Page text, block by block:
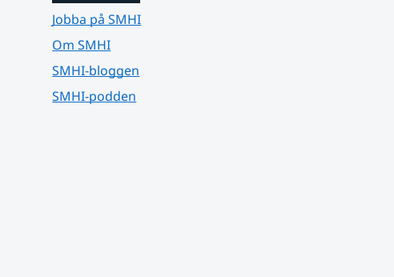
Jobba på SMHI
Om SMHI
SMHI-bloggen
SMHI-podden